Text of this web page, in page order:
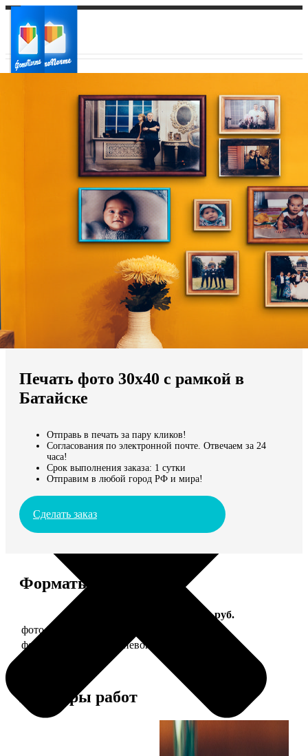
Ваш регион доставки
Выберите из списка:
Мы доставляем по всему миру
Продолжить без города
Печать фото 30х40 с рамкой в
Батайске
Отправь в печать за пару кликов!
Согласования по электронной почте. Отвечаем за 24
часа!
Срок выполнения заказа: 1 сутки
Отправим в любой город РФ и мира!
Сделать заказ
Форматы и цены
Цена, руб.
фото 30х40 в деревянной рамке
фото 30х40 в алюминиевой рамке
Примеры работ